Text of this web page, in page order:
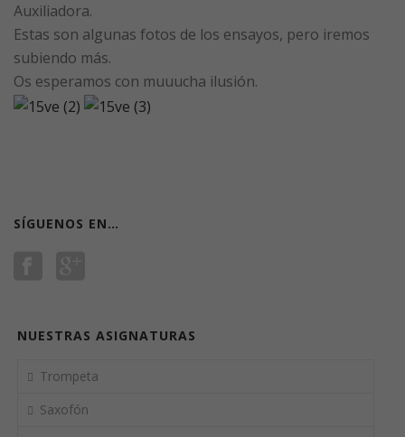
Auxiliadora.
Estas son algunas fotos de los ensayos, pero iremos
subiendo más.
Os esperamos con muuucha ilusión.
SÍGUENOS EN…
NUESTRAS ASIGNATURAS
Trompeta
Saxofón